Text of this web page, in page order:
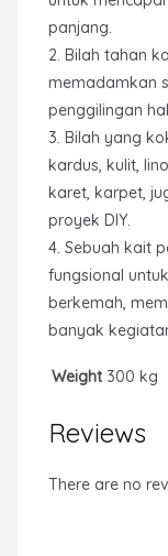
panjang.
2. Bilah tahan
memadamkan
penggilingan
3. Bilah yang
kardus, kulit,
karet, karpet,
proyek DIY.
4. Sebuah kait
fungsional
berkemah,
banyak
Weight 300 kg
Reviews
There are no